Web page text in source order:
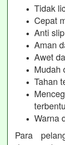
Tidak
Cepat
Anti slip
Aman
Awet
Mudah
Tahan
Warna
Para